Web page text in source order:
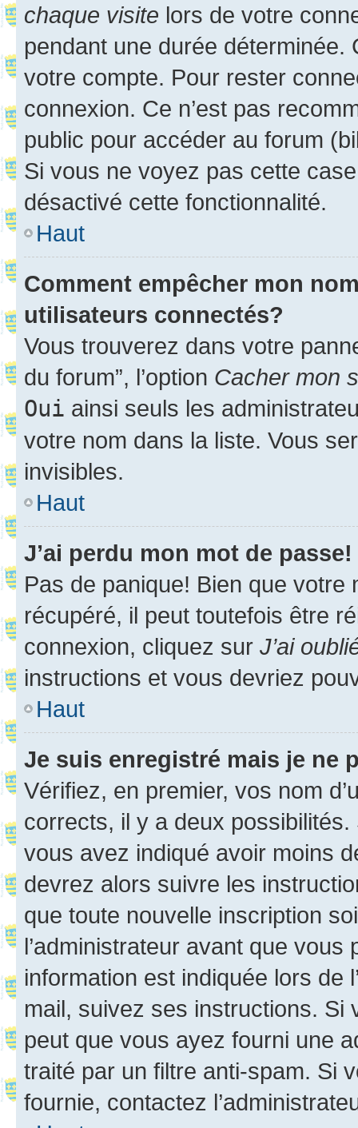
chaque visite lors de votre
pendant une durée déterminée.
votre compte. Pour rester
connexion. Ce n’est pas
public pour accéder au forum
Si vous ne voyez pas cette
désactivé cette fonctionnalité.
Haut
Comment empêcher mon
utilisateurs connectés?
Vous trouverez dans votre
du forum”, l’option Cacher mon
Oui ainsi seuls les
votre nom dans la liste. Vous
invisibles.
Haut
J’ai perdu mon mot de passe!
Pas de panique! Bien que
récupéré, il peut toutefois être
connexion, cliquez sur J’ai
instructions et vous devriez
Haut
Je suis enregistré mais je ne
Vérifiez, en premier, vos nom
corrects, il y a deux
vous avez indiqué avoir moins
devrez alors suivre les
que toute nouvelle inscription
l’administrateur avant que
information est indiquée lors de
mail, suivez ses instructions. Si
peut que vous ayez fourni une
traité par un filtre anti-spam. Si
fournie, contactez